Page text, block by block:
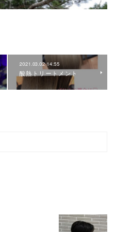
2021.03.02 14:55
酸熱トリートメント